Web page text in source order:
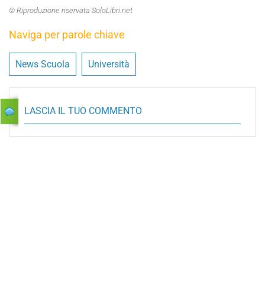
© Riproduzione riservata SoloLibri.net
Naviga per parole chiave
News Scuola Università
LASCIA IL TUO COMMENTO